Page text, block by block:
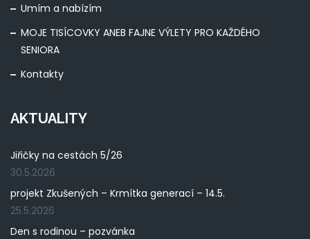
Umím a nabízím
MOJE TISÍCOVKY ANEB FAJNE VÝLETY PRO KAŽDÉHO
SENIORA
Kontakty
AKTUALITY
Jiřičky na cestách 5/26
30.5.2026
projekt Zkušených – Krmítka generací – 14.5.
25.5.2026
Den s rodinou – pozvánka